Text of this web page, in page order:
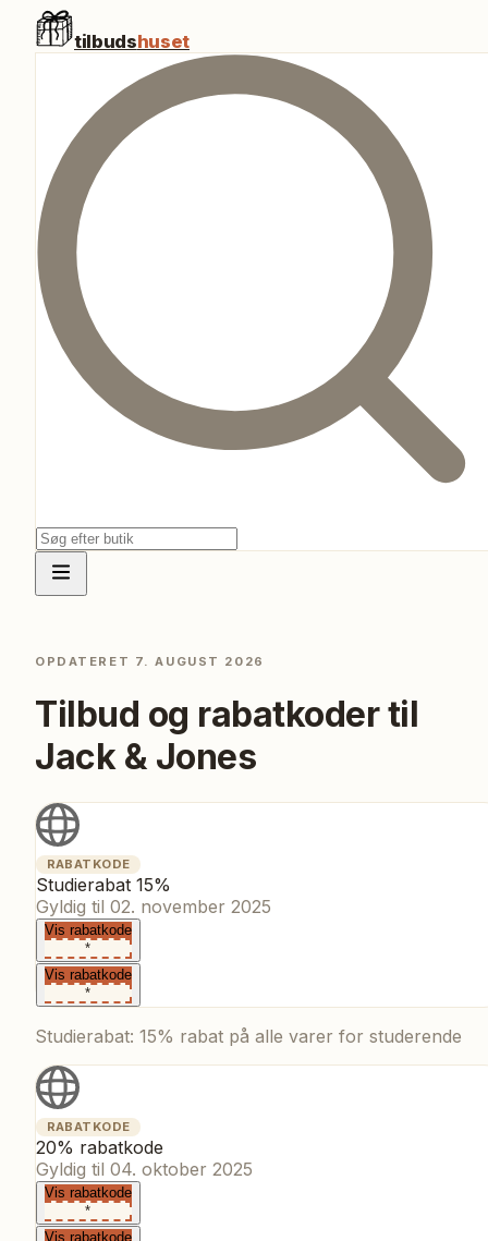
tilbudshuset
OPDATERET 7. AUGUST 2026
Tilbud og rabatkoder til
Jack & Jones
RABATKODE
Studierabat 15%
Gyldig til 02. november 2025
Vis rabatkode
*
Vis rabatkode
*
Studierabat: 15% rabat på alle varer for studerende
RABATKODE
20% rabatkode
Gyldig til 04. oktober 2025
Vis rabatkode
*
Vis rabatkode